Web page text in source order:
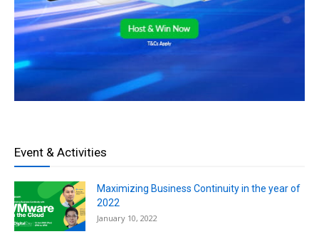
Event & Activities
Maximizing Business Continuity in the year of
2022
January 10, 2022